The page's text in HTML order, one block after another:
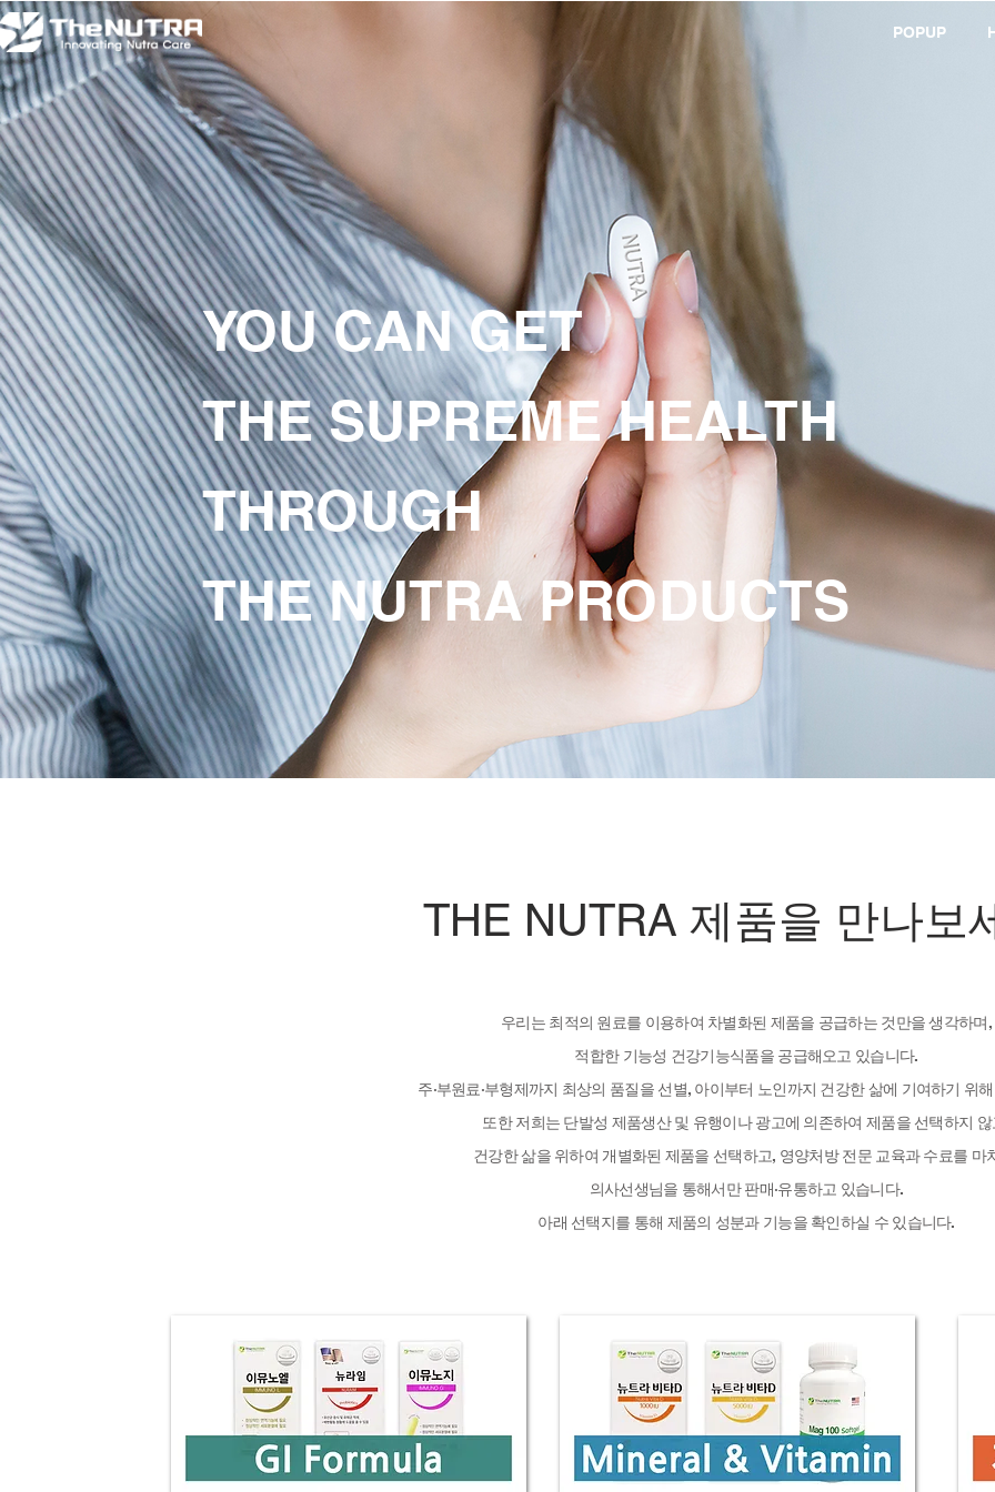
POPUP
YOU CAN GET
THE SUPREME HEALTH
THROUGH
THE NUTRA PRODUCTS
THE NUTRA 제품을 만나보
우리는 최적의 원료를 이용하여 차별화된 제품을 공급하는 것만을 생각하며,
적합한 기능성 건강기능식품을 공급해오고 있습니다.
주·부원료·부형제까지 최상의 품질을 선별, 아이부터 노인까지 건강한 삶에 기여하기 위
또한 저희는 단발성 제품생산 및 유행이나 광고에 의존하여 제품을 선택하지 않
건강한 삶을 위하여 개별화된 제품을 선택하고, 영양처방 전문 교육과 수료를 마
의사선생님을 통해서만 판매·유통하고 있습니다.
아래 선택지를 통해 제품의 성분과 기능을 확인하실 수 있습니다.